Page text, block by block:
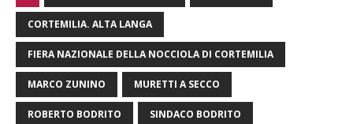
CORTEMILIA. ALTA LANGA
FIERA NAZIONALE DELLA NOCCIOLA DI CORTEMILIA
MARCO ZUNINO MURETTI A SECCO
ROBERTO BODRITO SINDACO BODRITO